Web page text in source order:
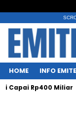
HOME INFO
Rp400 Miliar